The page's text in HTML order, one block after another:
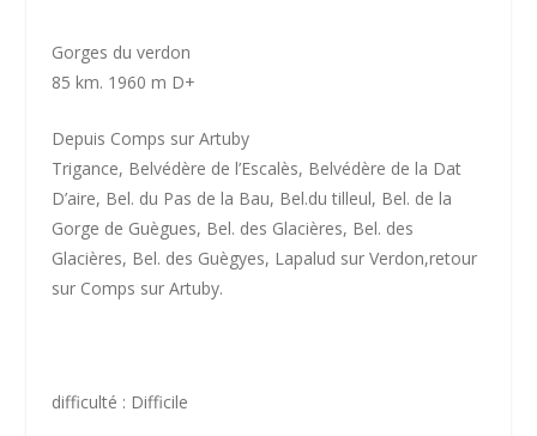
Gorges du verdon
85 km. 1960 m D+
Depuis Comps sur Artuby
Trigance, Belvédère de l’Escalès, Belvédère de la Dat
D’aire, Bel. du Pas de la Bau, Bel.du tilleul, Bel. de la
Gorge de Guègues, Bel. des Glacières, Bel. des
Glacières, Bel. des Guègyes, Lapalud sur Verdon,retour
sur Comps sur Artuby.
difficulté : Difficile